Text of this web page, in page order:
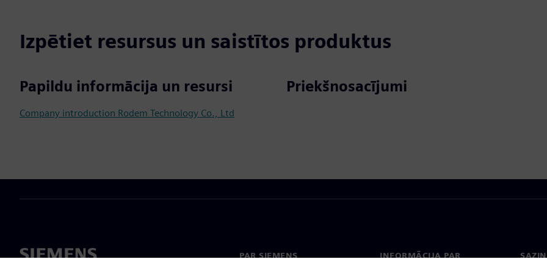
Izpētiet resursus un saistītos produktus
Papildu informācija un resursi
Company introduction Rodem Technology Co., Ltd
Priekšnosacījumi
PAR SIEMENS
INFORMĀCIJA PAR